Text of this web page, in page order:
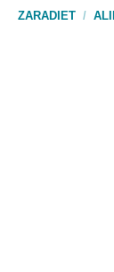
ZARADIET